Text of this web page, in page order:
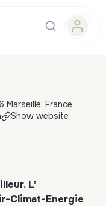
Marseille, France
Show website
L’
Climat-Energie